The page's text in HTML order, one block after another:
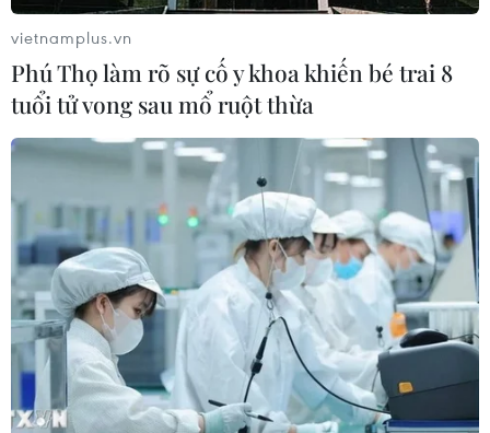
TIN CÙNG CHUYÊN MỤC
Cộng hòa Dân chủ Congo ghi nhận
hơn 300 trẻ em tử vong do Ebola
08/08/2026 15:21
Ớt nhập khẩu từ Mexico khiến hàng
trăm người tiêu dùng Mỹ nhiễm
khuẩn Salmonella
07/08/2026 00:43
vietnamplus.vn
Phú Thọ làm rõ sự cố y khoa khiến bé trai 8
tuổi tử vong sau mổ ruột thừa